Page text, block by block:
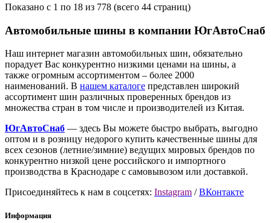
Показано с 1 по 18 из 778 (всего 44 страниц)
Автомобильные шины в компании ЮгАвтоСнаб
Наш интернет магазин автомобильных шин, обязательно
порадует Вас конкурентно низкими ценами на шины, а
также огромным ассортиментом – более 2000
наименований. В нашем каталоге представлен широкий
ассортимент шин различных проверенных брендов из
множества стран в том числе и производителей из Китая.
ЮгАвтоСнаб — здесь Вы можете быстро выбрать, выгодно
оптом и в розницу недорого купить качественные шины для
всех сезонов (летние/зимние) ведущих мировых брендов по
конкурентно низкой цене российского и импортного
производства в Краснодаре с самовывозом или доставкой.
Присоединяйтесь к нам в соцсетях: Instagram /ВКонтакте
Информация